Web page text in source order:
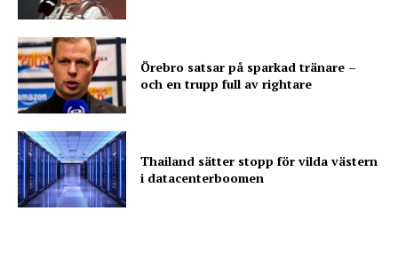
Örebro satsar på sparkad tränare –
och en trupp full av rightare
Thailand sätter stopp för vilda västern
i datacenterboomen